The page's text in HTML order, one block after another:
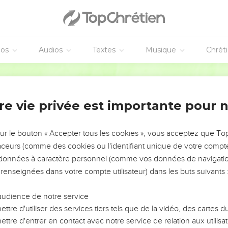
Audios Textes Musique
en une nuit Ar-Moab est dévastée, elle est détruite ! En une
!
monte sur les hauts lieux pour pleurer. Moab se lamente
de sacs ; sur ses toits et ses places, tous gémissent et
des cris, on les entend jusqu'à Jahats. Voilà pourquoi les
cris pour Moab. Ses fugitifs vont jusqu'à Tsoar, jusqu'à Eglath-
Louhith et ils poussent des cris de détresse sur le chemin de
a entièrement disparu, l'herbe est sèche, le gazon est
ce qui leur reste et transportent leurs biens de l’autre
vie privée est importante pour
le bouton « Accepter tous les cookies », vous acceptez que
(comme des cookies ou l'identifiant unique de votre
à caractère personnel (comme vos données de
dans votre compte utilisateur) dans les buts suivants :
de notre service
d'utiliser des services tiers tels que de la vidéo, des cartes
d'entrer en contact avec notre service de relation aux